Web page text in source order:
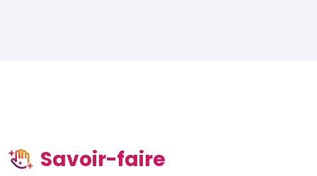
Savoir-faire